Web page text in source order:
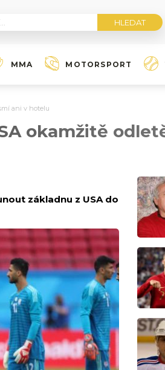
MMA MOTORSPORT
ani v hotelu
okamžitě
základnu z USA do